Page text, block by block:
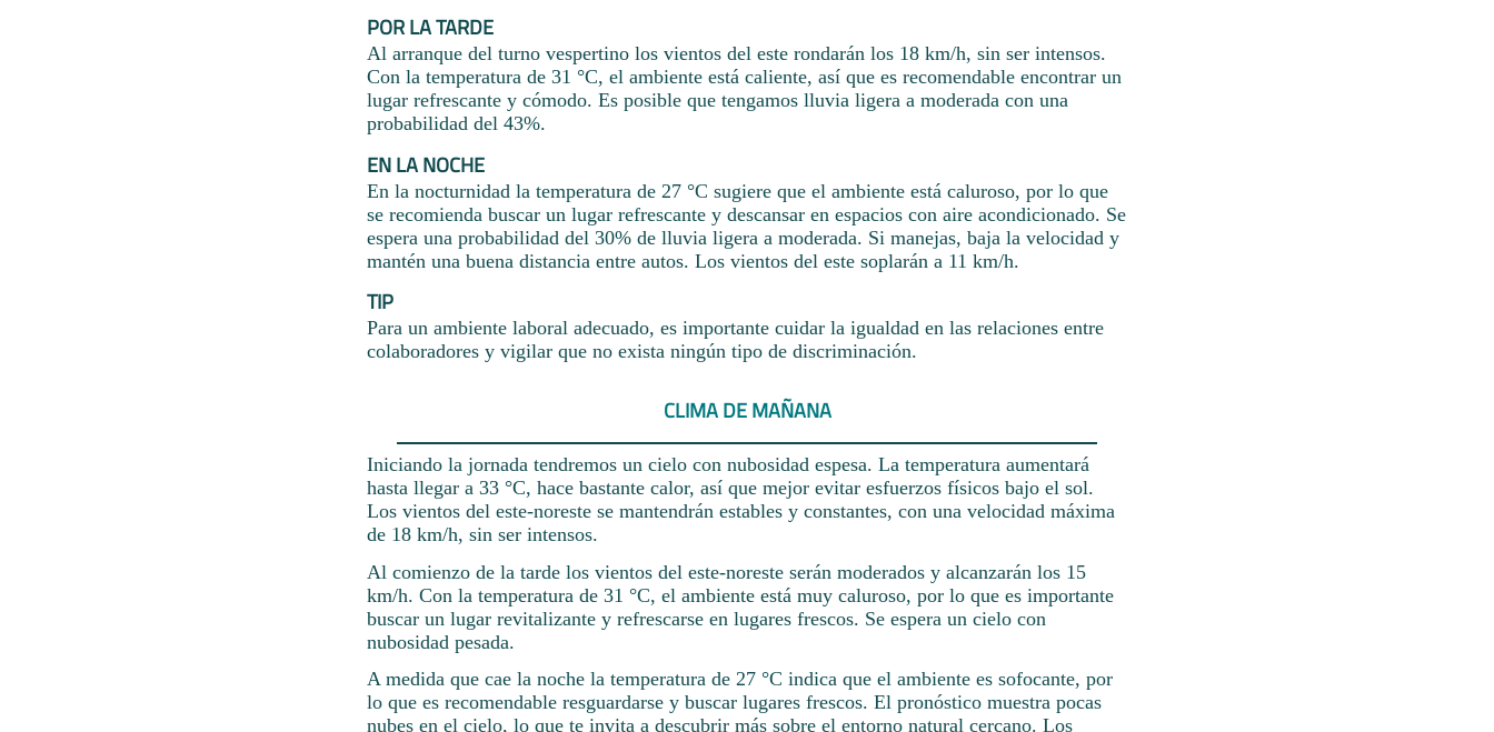
POR LA TARDE
Al arranque del turno vespertino los vientos del este rondarán los 18 km/h, sin ser intensos.
Con la temperatura de 31 °C, el ambiente está caliente, así que es recomendable encontrar un
lugar refrescante y cómodo. Es posible que tengamos lluvia ligera a moderada con una
probabilidad del 43%.
EN LA NOCHE
En la nocturnidad la temperatura de 27 °C sugiere que el ambiente está caluroso, por lo que
se recomienda buscar un lugar refrescante y descansar en espacios con aire acondicionado. Se
espera una probabilidad del 30% de lluvia ligera a moderada. Si manejas, baja la velocidad y
mantén una buena distancia entre autos. Los vientos del este soplarán a 11 km/h.
TIP
Para un ambiente laboral adecuado, es importante cuidar la igualdad en las relaciones entre
colaboradores y vigilar que no exista ningún tipo de discriminación.
CLIMA DE MAÑANA
Iniciando la jornada tendremos un cielo con nubosidad espesa. La temperatura aumentará
hasta llegar a 33 °C, hace bastante calor, así que mejor evitar esfuerzos físicos bajo el sol.
Los vientos del este-noreste se mantendrán estables y constantes, con una velocidad máxima
de 18 km/h, sin ser intensos.
Al comienzo de la tarde los vientos del este-noreste serán moderados y alcanzarán los 15
km/h. Con la temperatura de 31 °C, el ambiente está muy caluroso, por lo que es importante
buscar un lugar revitalizante y refrescarse en lugares frescos. Se espera un cielo con
nubosidad pesada.
A medida que cae la noche la temperatura de 27 °C indica que el ambiente es sofocante, por
lo que es recomendable resguardarse y buscar lugares frescos. El pronóstico muestra pocas
nubes en el cielo, lo que te invita a descubrir más sobre el entorno natural cercano. Los